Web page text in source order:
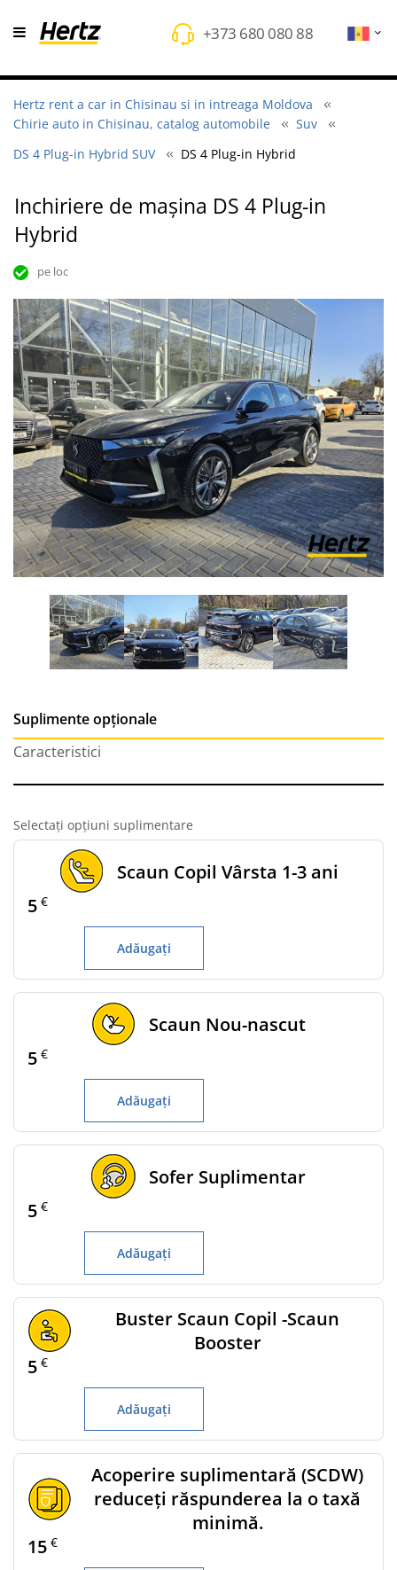
+373 680 080 88
Hertz rent a car in Chisinau si in intreaga Moldova
Chirie auto in Chisinau, catalog automobile
Suv
DS 4 Plug-in Hybrid SUV
DS 4 Plug-in Hybrid
Inchiriere de mașina DS 4 Plug-in
Hybrid
pe loc
Suplimente opționale
Caracteristici
Selectați opțiuni suplimentare
Scaun Copil Vârsta 1-3 ani
5 €
Adăugați
Scaun Nou-nascut
5 €
Adăugați
Sofer Suplimentar
5 €
Adăugați
Buster Scaun Copil -Scaun
Booster
5 €
Adăugați
Acoperire suplimentară (SCDW)
reduceți răspunderea la o taxă
minimă.
15 €